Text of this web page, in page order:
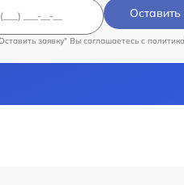
заявку" Вы соглашаетесь c